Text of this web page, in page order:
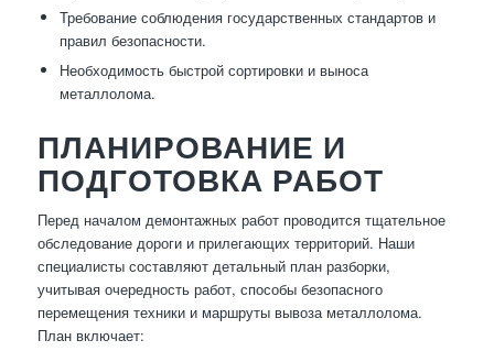
Требование соблюдения государственных стандартов и
правил безопасности.
Необходимость быстрой сортировки и выноса
металлолома.
ПЛАНИРОВАНИЕ И
ПОДГОТОВКА РАБОТ
Перед началом демонтажных работ проводится тщательное
обследование дороги и прилегающих территорий. Наши
специалисты составляют детальный план разборки,
учитывая очередность работ, способы безопасного
перемещения техники и маршруты вывоза металлолома.
План включает: